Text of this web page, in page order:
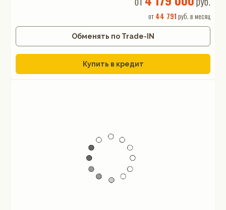
от44 791 руб. в месяц
Обменять по Trade-IN
Купить в кредит